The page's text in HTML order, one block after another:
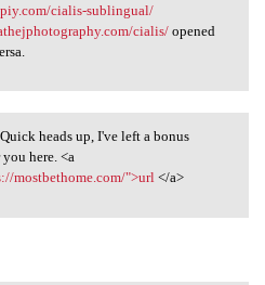
cialis-sublingual/
cialis/opened
heads up, I
heads up, I've left a bonus
here. <a
mostbethome.com/">url</a>